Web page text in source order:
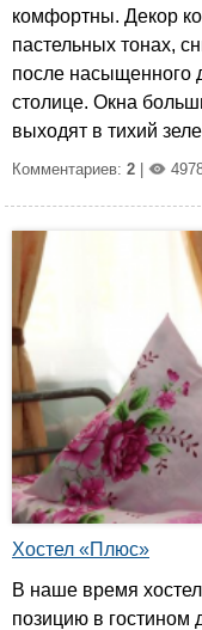
комфортны. Декор
пастельных тонах,
после насыщенного
столице. Окна
выходят в тихий
Комментариев: 2
Хостел «Плюс»
В наше время
позицию в гостином